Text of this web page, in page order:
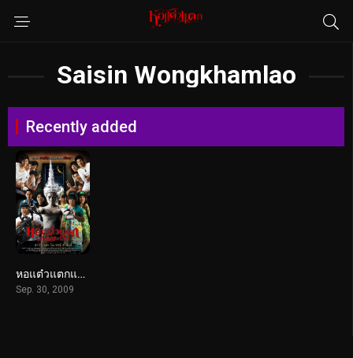
Saisin Wongkhamlao
Recently added
หอแต๋วแตกแหกกระเจิง (2009)
Sep. 30, 2009